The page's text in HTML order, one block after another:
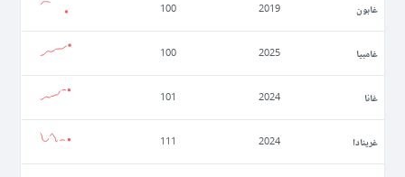
غابون 2019
100
غامبيا 2025
100
غانا 2024
101
غرينادا 2024
111